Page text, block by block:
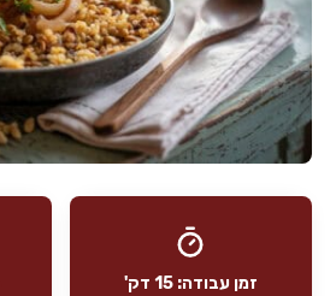
זמן עבודה: 15 דק'